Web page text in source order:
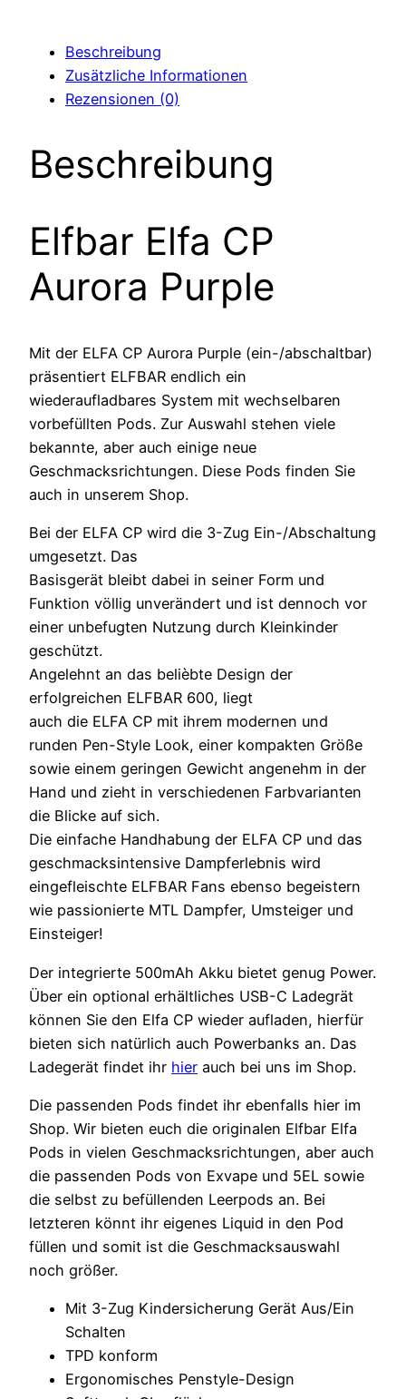
Beschreibung
Zusätzliche Informationen
Rezensionen (0)
Beschreibung
Elfbar Elfa CP
Aurora Purple
Mit der ELFA CP Aurora Purple (ein-/abschaltbar)
präsentiert ELFBAR endlich ein
wiederaufladbares System mit wechselbaren
vorbefüllten Pods. Zur Auswahl stehen viele
bekannte, aber auch einige neue
Geschmacksrichtungen. Diese Pods finden Sie
auch in unserem Shop.
Bei der ELFA CP wird die 3-Zug Ein-/Abschaltung
umgesetzt. Das
Basisgerät bleibt dabei in seiner Form und
Funktion völlig unverändert und ist dennoch vor
einer unbefugten Nutzung durch Kleinkinder
geschützt.
Angelehnt an das belièbte Design der
erfolgreichen ELFBAR 600, liegt
auch die ELFA CP mit ihrem modernen und
runden Pen-Style Look, einer kompakten Größe
sowie einem geringen Gewicht angenehm in der
Hand und zieht in verschiedenen Farbvarianten
die Blicke auf sich.
Die einfache Handhabung der ELFA CP und das
geschmacksintensive Dampferlebnis wird
eingefleischte ELFBAR Fans ebenso begeistern
wie passionierte MTL Dampfer, Umsteiger und
Einsteiger!
Der integrierte 500mAh Akku bietet genug Power.
Über ein optional erhältliches USB-C Ladegrät
können Sie den Elfa CP wieder aufladen, hierfür
bieten sich natürlich auch Powerbanks an. Das
Ladegerät findet ihr hier auch bei uns im Shop.
Die passenden Pods findet ihr ebenfalls hier im
Shop. Wir bieten euch die originalen Elfbar Elfa
Pods in vielen Geschmacksrichtungen, aber auch
die passenden Pods von Exvape und 5EL sowie
die selbst zu befüllenden Leerpods an. Bei
letzteren könnt ihr eigenes Liquid in den Pod
füllen und somit ist die Geschmacksauswahl
noch größer.
Mit 3-Zug Kindersicherung Gerät Aus/Ein
Schalten
TPD konform
Ergonomisches Penstyle-Design